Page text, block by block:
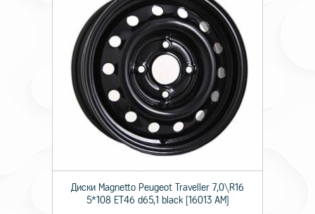
Диски Magnetto Peugeot Traveller 7,0\R16
5*108 ET46 d65,1 black [16013 AM]